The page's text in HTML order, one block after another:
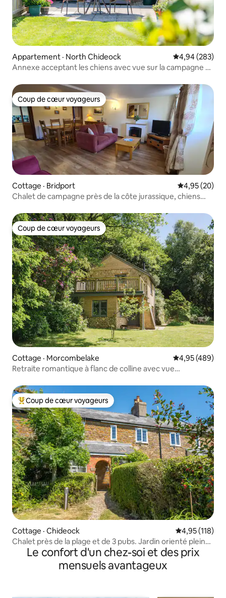
Appartement · North Chideock Note
4,94 (283)
Annexe acceptant les chiens avec vue sur la campagne à
Coup de cœur voyageurs
Coup de cœur voyageurs
Cottage · Bridport Note
4,95 (20)
Chalet de campagne près de la côte jurassique, chiens
Coup de cœur voyageurs
Coup de cœur voyageurs
Cottage · Morcombelake Note
4,95 (489)
Retraite romantique à flanc de colline avec vue
Coup de cœur voyageurs parmi les plus aimés
Coup de cœur voyageurs
Cottage · Chideock Note
4,95 (118)
Chalet près de la plage et de 3 pubs. Jardin orienté plein
Le confort d'un chez-soi et des prix
mensuels avantageux